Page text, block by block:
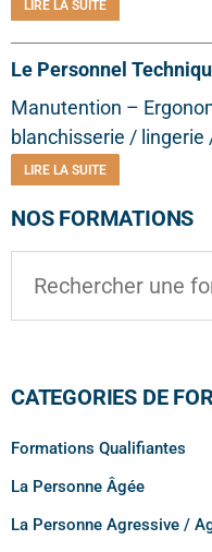
LIRE LA SUITE
Le Personnel
Manutention –
blanchisserie / lingerie
LIRE LA SUITE
NOS FORMATIONS
CATEGORIES DE
Formations Qualifiantes
La Personne Âgée
La Personne Agressive /